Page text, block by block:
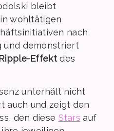
bleibt
wohltätigen
nach
und demonstriert
Effektdes
unterhält nicht
auch und zeigt den
den diese Stars auf